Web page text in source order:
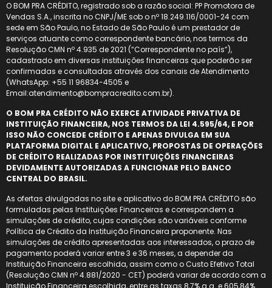
O BOM PRA CRÉDITO, registrado sob a razão social: PP Promotora de
Vendas S.A., inscrita no CNPJ/ME sob o nº 18.249.116/0001-24 com
sede em São Paulo, no Estado de São Paulo é um prestador de
serviços atuante como correspondente bancário, nos termos da
Resolução CMN nº 4.935 de 2021 (“Correspondente no país”),
cadastrado em diversas instituições financeiras que poderão ser
confirmadas e consultadas através dos canais de Atendimento
(WhatsApp: +55 11 96834-4505 e
Email:atendimento@bompracredito.com.br).
O BOM PRA CRÉDITO NÃO EXERCE ATIVIDADE PRIVATIVA DE
INSTITUIÇÃO FINANCEIRA, NOS TERMOS DA LEI 4.595/64, E POR
ISSO NÃO CONCEDE CRÉDITO E APENAS DIVULGA EM SUA
PLATAFORMA DIGITAL E APLICATIVO, PROPOSTAS DE OPERAÇÕES
DE CRÉDITO REALIZADAS POR INSTITUIÇÕES FINANCEIRAS
DEVIDAMENTE AUTORIZADAS A FUNCIONAR PELO BANCO
CENTRAL DO BRASIL.
As ofertas divulgadas no site e aplicativo do BOM PRA CRÉDITO são
formuladas pelas Instituições Financeiras e correspondem a
simulações de crédito, cujas condições são variáveis conforme
Política de Crédito da Instituição Financeira proponente. Nas
simulações de crédito apresentadas aos interessados, o prazo de
pagamento poderá variar entre 3 e 36 meses, a depender da
Instituição Financeira escolhida, assim como o Custo Efetivo Total
(Resolução CMN nº 4.881/2020 - CET) poderá variar de acordo com a